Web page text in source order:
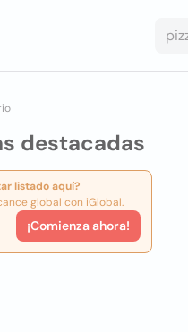
destacadas
listado aquí?
global con iGlobal.
¡Comienza ahora!